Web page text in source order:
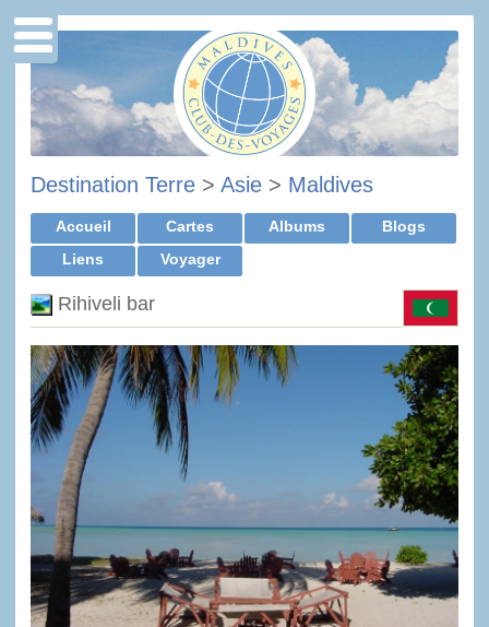
Destination Terre > Asie > Maldives
Accueil Cartes Albums
Blogs
Liens
Voyager
Rihiveli bar